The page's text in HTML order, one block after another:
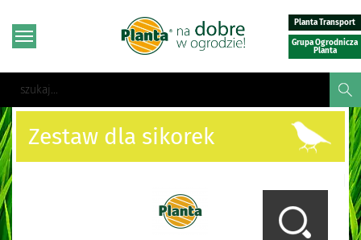
Planta Transport
Grupa Ogrodnicza
Planta
Zestaw dla sikorek